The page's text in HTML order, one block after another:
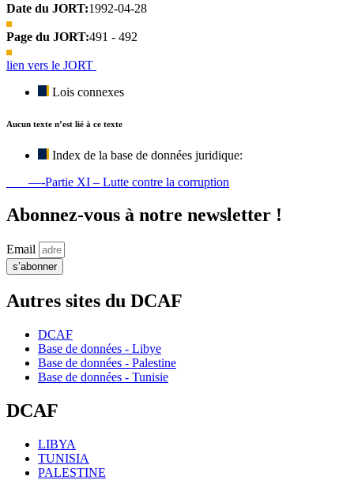
Date du JORT:1992-04-28
Page du JORT:491 - 492
lien vers le JORT
Lois connexes
Aucun texte n’est lié à ce texte
Index de la base de données juridique:
—-Partie XI – Lutte contre la corruption
Abonnez-vous à notre newsletter !
Email
s’abonner
Autres sites du DCAF
DCAF
Base de données - Libye
Base de données - Palestine
Base de données - Tunisie
DCAF
LIBYA
TUNISIA
PALESTINE